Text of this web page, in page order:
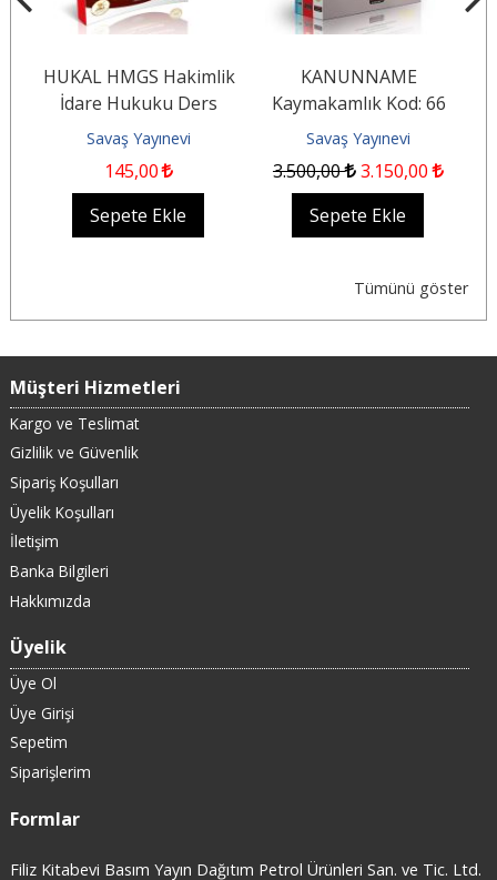
HUKAL HMGS Hakimlik
İdare Hukuku Ders
Notları
Savaş Yayınevi
145,00
Sepete Ekle
KANUNNAME
Kaymakamlık Kod: 66
Savaş Yayınevi
3.500,00 3.150,00
Sepete Ekle
Tümünü göster
Müşteri Hizmetleri
Kargo ve Teslimat
Gizlilik ve Güvenlik
Sipariş Koşulları
Üyelik Koşulları
İletişim
Banka Bilgileri
Hakkımızda
Üyelik
Üye Ol
Üye Girişi
Sepetim
Siparişlerim
Formlar
Filiz Kitabevi Basım Yayın Dağıtım Petrol Ürünleri San. ve Tic. Ltd.